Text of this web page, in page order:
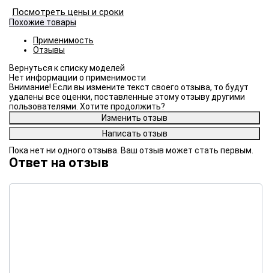
Посмотреть цены и сроки
Похожие товары
Применимость
Отзывы
Нет информации о применимости
Внимание! Если вы измените текст своего отзыва, то будут
удалены все оценки, поставленные этому отзыву другими
пользователями. Хотите продолжить?
Пока нет ни одного отзыва. Ваш отзыв может стать первым.
Ответ на отзыв